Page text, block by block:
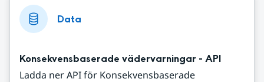
Data
Konsekvensbaserade vädervarningar - API
Ladda ner API för Konsekvensbaserade